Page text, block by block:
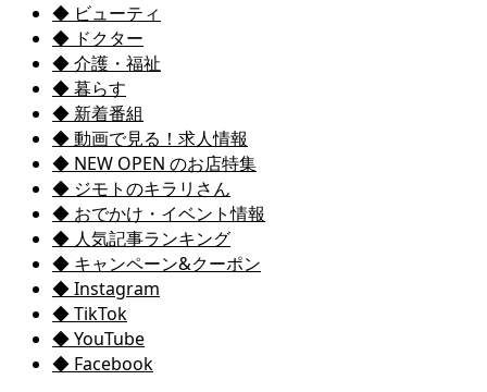
◆ ビューティ
◆ ドクター
◆ 介護・福祉
◆ 暮らす
◆ 新着番組
◆ 動画で見る！求人情報
◆ NEW OPEN のお店特集
◆ ジモトのキラリさん
◆ おでかけ・イベント情報
◆ 人気記事ランキング
◆ キャンペーン&クーポン
◆ Instagram
◆ TikTok
◆ YouTube
◆ Facebook